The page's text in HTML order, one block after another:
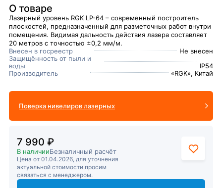
О товаре
Лазерный уровень RGK LP-64 – современный построитель
плоскостей, предназначенный для разметочных работ внутри
помещения. Видимая дальность действия лазера составляет
20 метров с точностью ±0,2 мм/м.
Внесен в госреестр
Не внесен
Защищённость от пыли и
воды
IP54
Производитель
«RGK», Китай
Поверка нивелиров лазерных
7 990 ₽
В наличииБезналичный расчёт
Цена от 01.04.2026, для уточнения
актуальной стоимости просим
связаться с менеджером.